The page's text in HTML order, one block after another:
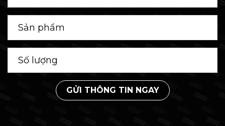
GỬI THÔNG TIN NGAY